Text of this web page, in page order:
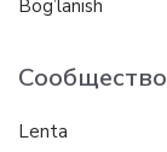
Bog’lanish
Сообщество
Lenta